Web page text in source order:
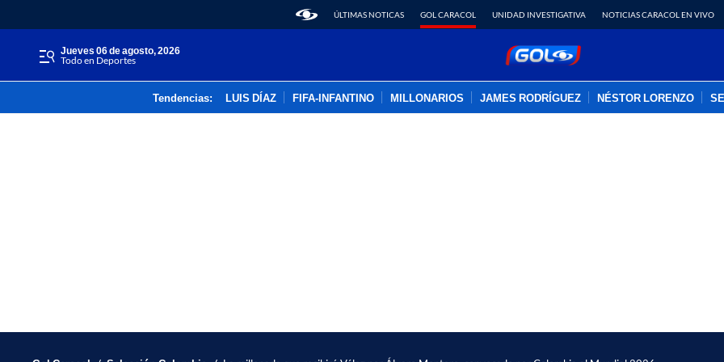
ÚLTIMAS NOTICAS GOL CARACOL UNIDAD INVESTIGATIVA NOTICIAS CARACOL EN VIVO
jueves 06 de agosto, 2026
Todo en Deportes
Tendencias: LUIS DÍAZ FIFA-INFANTINO MILLONARIOS JAMES RODRÍGUEZ NÉSTOR LORENZO